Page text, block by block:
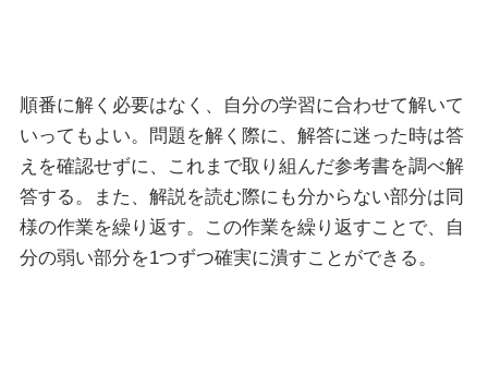
順番に解く必要はなく、自分の学習に合わせて解いて
いってもよい。問題を解く際に、解答に迷った時は答
えを確認せずに、これまで取り組んだ参考書を調べ解
答する。また、解説を読む際にも分からない部分は同
様の作業を繰り返す。この作業を繰り返すことで、自
分の弱い部分を1つずつ確実に潰すことができる。